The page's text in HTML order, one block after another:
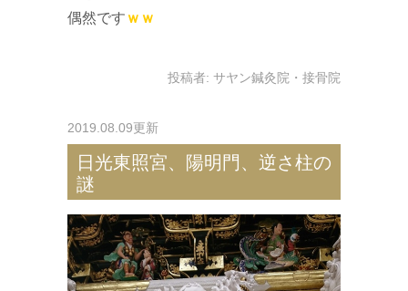
偶然ですｗｗ
投稿者: サヤン鍼灸院・接骨院
2019.08.09更新
日光東照宮、陽明門、逆さ柱の
謎